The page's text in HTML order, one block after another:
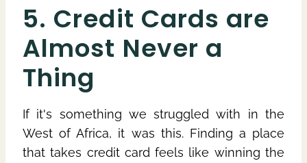
5. Credit Cards are
Almost Never a
Thing
If it's something we struggled with in the
West of Africa, it was this. Finding a place
that takes credit card feels like winning the